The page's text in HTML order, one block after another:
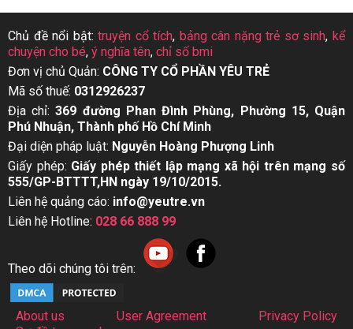
Chủ đề nổi bật:truyện cổ tích, bảng cân nặng trẻ sơ sinh,kể
chuyện cho bé, ý nghĩa tên, chỉ số bmi
Đơn vị chủ Quản: CÔNG TY CỔ PHẦN YÊU TRẺ
Mã số thuế: 0312926237
Địa chỉ:369 đường Phan Đình Phùng, Phường 15, Quận
Phú Nhuận, Thành phố Hồ Chí Minh
Đại diện pháp luật: Nguyễn Hoàng Phượng Linh
Giấy phép: Giấy phép thiết lập mạng xã hội trên mạng số
555/GP-BTTTT,HN ngày 19/10/2015.
Liên hệ quảng cáo: info@yeutre.vn
Liên hệ Hotline: 028 66 888 99
Theo dõi chúng tôi trên:
About us User Agreement
Privacy Policy